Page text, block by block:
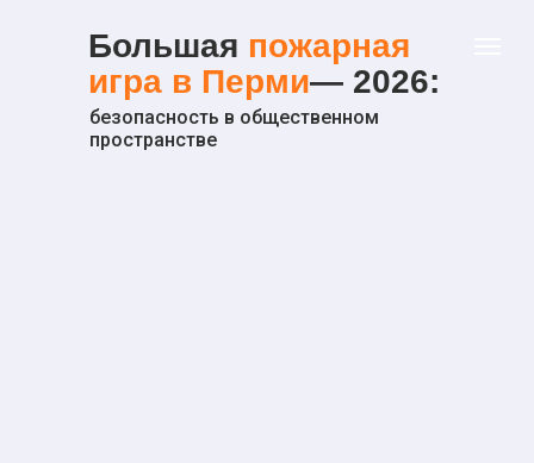
Большая пожарная
игра в Перми— 2026:
безопасность в общественном
пространстве